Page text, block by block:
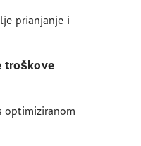
prianjanje i
troškove
optimiziranom